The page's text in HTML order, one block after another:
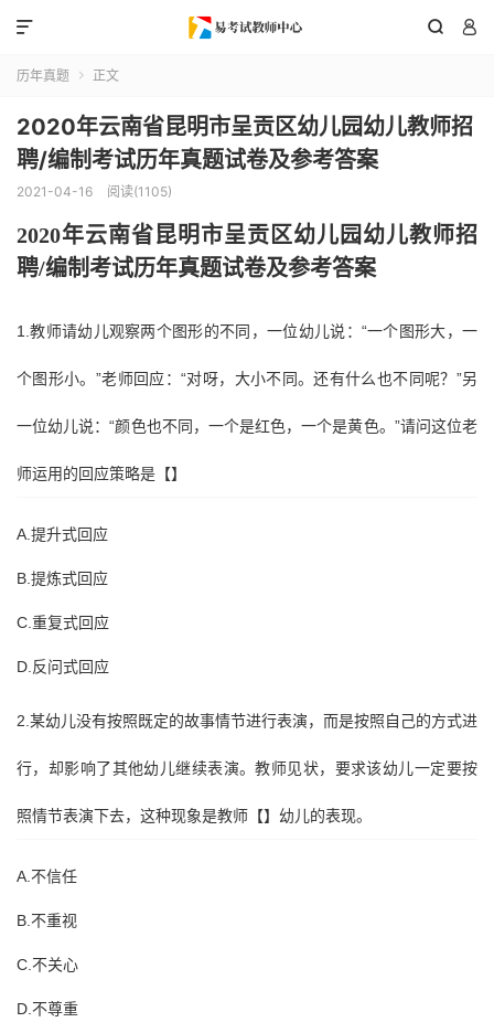
 

历年真题  正文
2020年云南省昆明市呈贡区幼儿园幼儿教师招
聘/编制考试历年真题试卷及参考答案
2021-04-16 阅读(1105)
2020年云南省昆明市呈贡区幼儿园幼儿教师招
聘/编制考试历年真题试卷及参考答案
1.教师请幼儿观察两个图形的不同，一位幼儿说：“一个图形大，一
个图形小。”老师回应：“对呀，大小不同。还有什么也不同呢？”另
一位幼儿说：“颜色也不同，一个是红色，一个是黄色。”请问这位老
师运用的回应策略是【】
A.提升式回应
B.提炼式回应
C.重复式回应
D.反问式回应
2.某幼儿没有按照既定的故事情节进行表演，而是按照自己的方式进
行，却影响了其他幼儿继续表演。教师见状，要求该幼儿一定要按
照情节表演下去，这种现象是教师【】幼儿的表现。
A.不信任
B.不重视
C.不关心
D.不尊重